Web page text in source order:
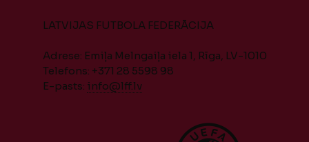
LATVIJAS FUTBOLA FEDERĀCIJA
Adrese: Emiļa Melngaiļa iela 1, Rīga, LV-1010
Telefons: +371 28 5598 98
E-pasts: info@lff.lv